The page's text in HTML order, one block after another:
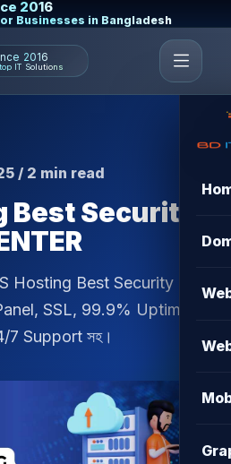
2016
Businesses in Bangladesh
2016
IT Solutions
/ 2 min read
Best Security
Hosting Best Security BD
SSL, 99.9% Uptime,
7 Support সহ।